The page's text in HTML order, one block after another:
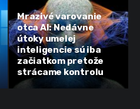
Mrazivé varovanie
otca AI: Nedávne
útoky umelej
inteligencie sú iba
začiatkom pretože
strácame kontrolu